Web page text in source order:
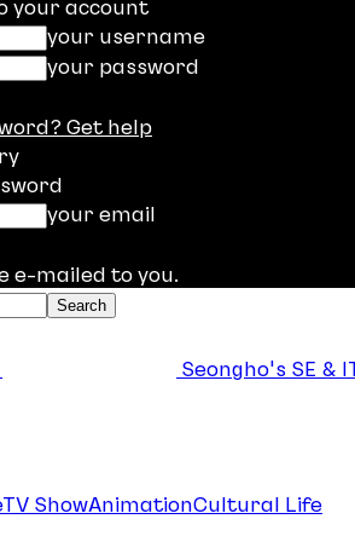
your account
your username
your password
Get help
your email
e-mailed to you.
Seongho's SE &
TV ShowAnimationCultural Life